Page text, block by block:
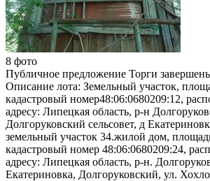
8 фото
Публичное предложение Торги
Описание лота: Земельный участок,
кадастровый номер48:06:0680209:12,
адресу: Липецкая область, р-н
Долгоруковский сельсовет, д
земельный участок 34.жилой дом,
кадастровый номер 48:06:0680209:24,
адресу: Липецкая область, р-н.
Екатериновка, Долгоруковский, ул.